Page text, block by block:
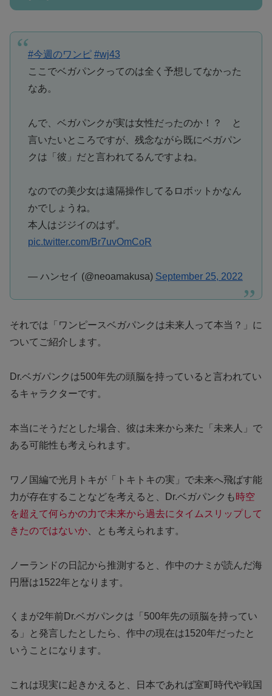
#今週のワンピ #wj43
ここでベガパンクってのは全く予想してなかった
なあ。
んで、ベガパンクが実は女性だったのか！？ と
言いたいところですが、残念ながら既にベガパン
クは「彼」だと言われてるんですよね。
なのでの美少女は遠隔操作してるロボットかなん
かでしょうね。
本人はジジイのはず。
pic.twitter.com/Br7uvOmCoR
— ハンセイ (@neoamakusa) September 25, 2022
それでは「ワンピースベガパンクは未来人って本当？」に
ついてご紹介します。
Dr.ベガパンクは500年先の頭脳を持っていると言われてい
るキャラクターです。
本当にそうだとした場合、彼は未来から来た「未来人」で
ある可能性も考えられます。
ワノ国編で光月トキが「トキトキの実」で未来へ飛ばす能
力が存在することなどを考えると、Dr.ベガパンクも時空
を超えて何らかの力で未来から過去にタイムスリップして
きたのではないか 、とも考えられます。
ノーランドの日記から推測すると、作中のナミが読んだ海
円暦は1522年となります。
くまが2年前Dr.ベガパンクは「500年先の頭脳を持ってい
る」と発言したとしたら、作中の現在は1520年だったと
いうことになります。
これは現実に起きかえると、日本であれば室町時代や戦国